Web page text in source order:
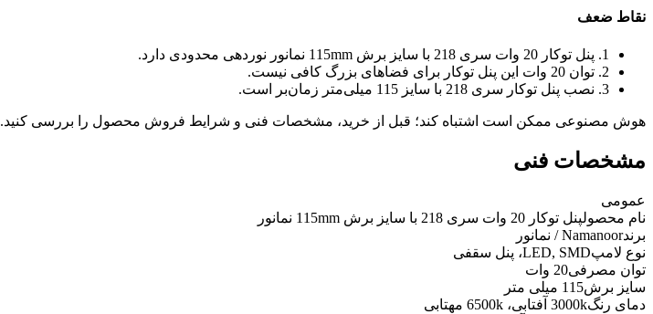
نقاط ضعف
1. پنل توکار 20 وات سری 218 با سایز برش 115mm نمانور نوردهی محدودی دارد.
2. توان 20 وات این پنل توکار برای فضاهای بزرگ کافی نیست.
3. نصب پنل توکار سری 218 با سایز 115 میلی‌متر زمان‌بر است.
هوش مصنوعی ممکن است اشتباه کند؛ قبل از خرید، مشخصات فنی و شرایط فروش محصول را بررسی کنید.
مشخصات فنی
عمومی
نام محصولپنل توکار 20 وات سری 218 با سایز برش 115mm نمانور
برندNamanoor / نمانور
نوع لامپLED, SMD، پنل سقفی
توان مصرفی20 وات
سایز برش115 میلی متر
دمای رنگ3000k آفتابی، 6500k مهتابی